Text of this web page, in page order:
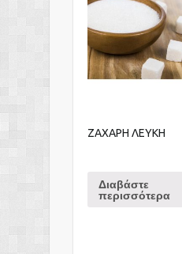
ΖΑΧΑΡΗ ΛΕΥΚΗ
Διαβάστε
περισσότερα